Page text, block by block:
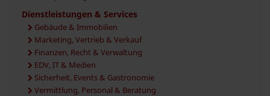
Dienstleistungen & Services
Gebäude & Immobilien
Marketing, Vertrieb & Verkauf
Finanzen, Recht & Verwaltung
EDV, IT & Medien
Sicherheit, Events & Gastronomie
Vermittlung, Personal & Beratung